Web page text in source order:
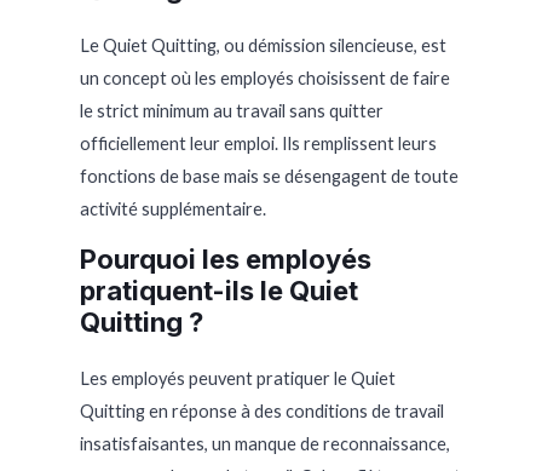
Le Quiet Quitting, ou démission silencieuse, est
un concept où les employés choisissent de faire
le strict minimum au travail sans quitter
officiellement leur emploi. Ils remplissent leurs
fonctions de base mais se désengagent de toute
activité supplémentaire.
Pourquoi les employés
pratiquent-ils le Quiet
Quitting ?
Les employés peuvent pratiquer le Quiet
Quitting en réponse à des conditions de travail
insatisfaisantes, un manque de reconnaissance,